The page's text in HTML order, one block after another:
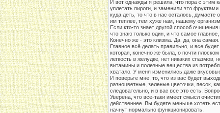
И вот однажды я решила, что пора с этим
уплетать пироги, и заменили это
куда деть, то что в нас осталось,
им теплее, тем хуже нам, нашему
Если кто-то знает другой способ
что знаю только один, и что самое
Конечно же - это клизма. Да, да, она
Главное всё делать правильно, и все
которая, конечно же была, о почти
легкость в желудке, нет никаких
витамины и полезные вещества из
хватало. У меня изменились даже
И поверьте мне, то, что из вас будет
разноцветные, зеленые цветочки, песок,
следовательно, и в вас все это есть.
Уверена, что все-таки имеет смысл
действеннее. Вы будете меньше хотеть
начнут нормально функционировать.